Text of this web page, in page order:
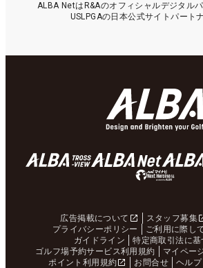
ALBA NetはR&Aのオフィシャルデジタル
USLPGAの日本公式サイトパート
広告掲載について スタッフ募集
プライバシーポリシー
ご利用に際し
ガイドライン
特定商取引法に
ゴルフ場予約サービス利用規約
マイペー
ポイント利用規約
お問合せ ヘルプ